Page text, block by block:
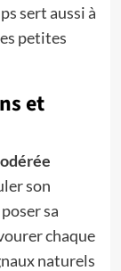
sert aussi à
petites
et
son
sa
chaque
naturels